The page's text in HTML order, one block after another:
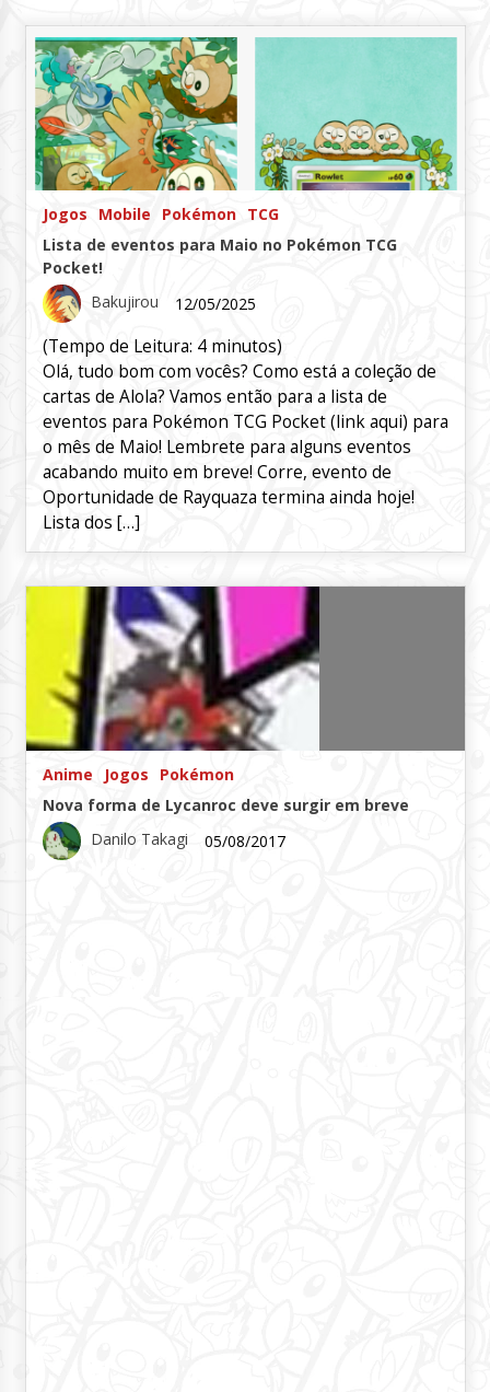
Jogos Mobile Pokémon
TCG
Lista de eventos para Maio no Pokémon TCG
Pocket!
Bakujirou
12/05/2025
(Tempo de Leitura: 4 minutos)
Olá, tudo bom com vocês? Como está a coleção de
cartas de Alola? Vamos então para a lista de
eventos para Pokémon TCG Pocket (link aqui) para
o mês de Maio! Lembrete para alguns eventos
acabando muito em breve! Corre, evento de
Oportunidade de Rayquaza termina ainda hoje!
Lista dos […]
Anime Jogos
Pokémon
Nova forma de Lycanroc deve surgir em breve
Danilo Takagi
05/08/2017